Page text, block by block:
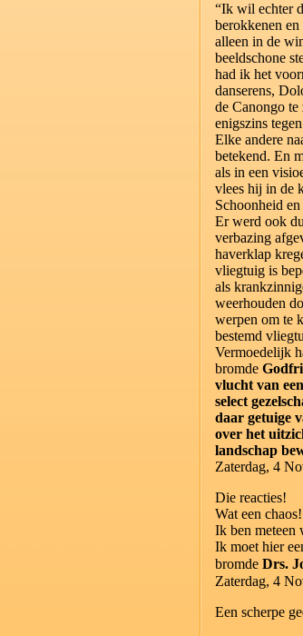
“Ik wil echter
berokkenen
alleen in de
beeldschone
had ik het
danserens,
de Canongo
enigszins
Elke andere
betekend. En
als in een
vlees hij in de
Schoonheid
Er werd ook
verbazing
haverklap
vliegtuig is
als
weerhouden
werpen om te
bestemd
Vermoedelijk
bromde
vlucht van
select
daar getuige
over het
landschap
Zaterdag, 4
Die reacties!
Wat een chaos!
Ik ben meteen
Ik moet hier
bromde Drs.
Zaterdag, 4
Een scherpe